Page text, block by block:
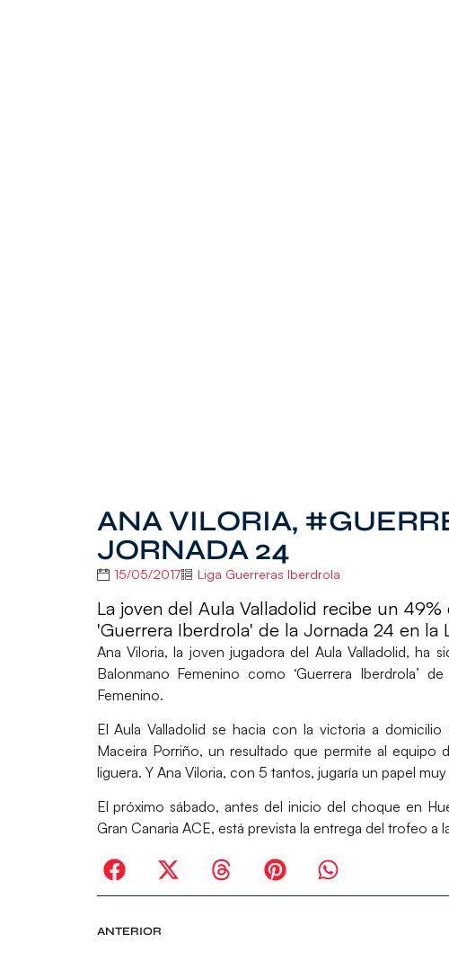
ANA VILORIA,
JORNADA 24
15/05/2017 Liga Guerreras Iberdrola
La joven del Aula Valladolid recibe un
'Guerrera Iberdrola' de la Jornada 24 en la
Ana Viloria, la joven jugadora del Aula Valladolid, ha
Balonmano Femenino como ‘Guerrera Iberdrola’
Femenino.
El Aula Valladolid se hacia con la victoria a
Maceira Porriño, un resultado que permite al equipo
liguera. Y Ana Viloria, con 5 tantos, jugaría un papel
El próximo sábado, antes del inicio del choque en
Gran Canaria ACE, está prevista la entrega del trofeo a
ANTERIOR